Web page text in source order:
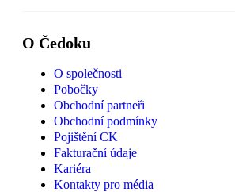
O Čedoku
O společnosti
Pobočky
Obchodní partneři
Obchodní podmínky
Pojištění CK
Fakturační údaje
Kariéra
Kontakty pro média